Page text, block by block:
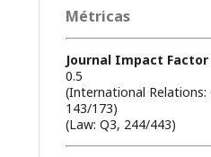
Métricas
Journal Impact Factor
0.5
(International Relations:
143/173)
(Law: Q3, 244/443)